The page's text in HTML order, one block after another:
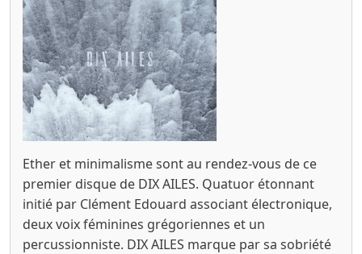
Ether et minimalisme sont au rendez-vous de ce
premier disque de DIX AILES. Quatuor étonnant
initié par Clément Edouard associant électronique,
deux voix féminines grégoriennes et un
percussionniste. DIX AILES marque par sa sobriété